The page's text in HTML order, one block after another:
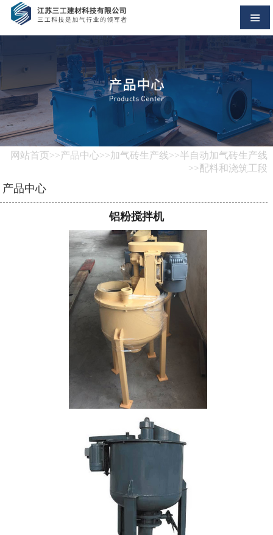
网站首页>>产品中心>>加气砖生产线>>半自动加气砖生产线
>>配料和浇筑工段
产品中心
铝粉搅拌机